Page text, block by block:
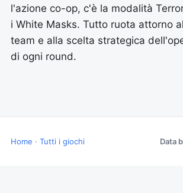
l'azione co-op, c'è la modalità
i White Masks. Tutto ruota attorno
team e alla scelta strategica
di ogni round.
Home · Tutti i giochi Data